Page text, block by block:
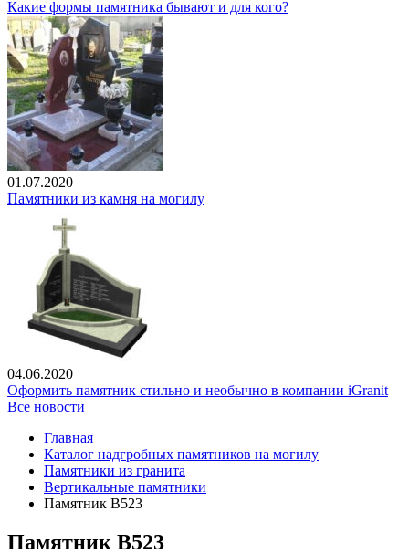
Какие формы памятника бывают и для кого?
01.07.2020
Памятники из камня на могилу
04.06.2020
Оформить памятник стильно и необычно в компании iGranit
Все новости
Главная
Каталог надгробных памятников на могилу
Памятники из гранита
Вертикальные памятники
Памятник В523
Памятник В523